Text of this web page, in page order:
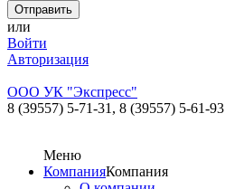
или
Войти
Авторизация
ООО УК "Экспресс"
8 (39557) 5-71-31, 8 (39557) 5-61-93
Меню
КомпанияКомпания